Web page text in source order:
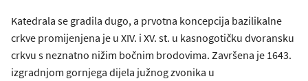
Katedrala se gradila dugo, a prvotna koncepcija bazilikalne
crkve promijenjena je u XIV. i XV. st. u kasnogotičku dvoransku
crkvu s neznatno nižim bočnim brodovima. Završena je 1643.
izgradnjom gornjega dijela južnog zvonika u